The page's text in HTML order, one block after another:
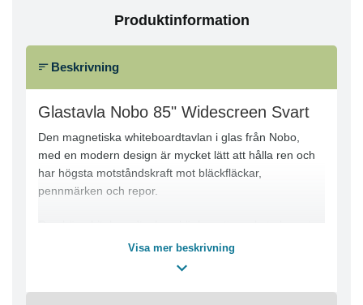
Produktinformation
Beskrivning
Glastavla Nobo 85" Widescreen Svart
Den magnetiska whiteboardtavlan i glas från Nobo,
med en modern design är mycket lätt att hålla ren och
har högsta motståndskraft mot bläckfläckar,
pennmärken och repor.
och professionellt utseende till mötesrum och klassrum.
lätt att rengöra. Ytan är mycket jämn, vilket gör den
Visa mer beskrivning